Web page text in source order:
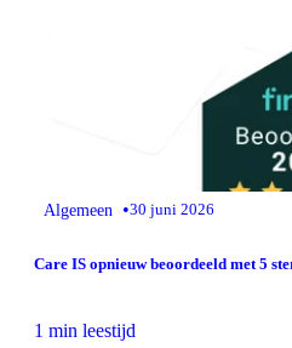
Algemeen •30 juni 2026
Care IS opnieuw beoordeeld met 5
1 min leestijd